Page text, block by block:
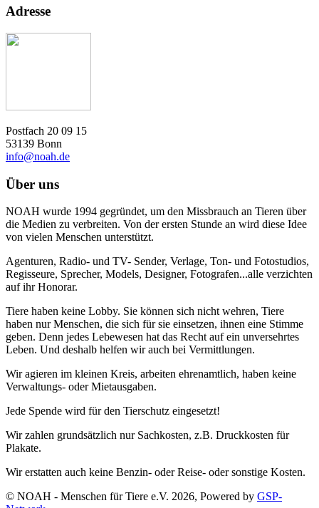
Adresse
Postfach 20 09 15
53139 Bonn
info@noah.de
Über uns
NOAH wurde 1994 gegründet, um den Missbrauch an Tieren über
die Medien zu verbreiten. Von der ersten Stunde an wird diese Idee
von vielen Menschen unterstützt.
Agenturen, Radio- und TV- Sender, Verlage, Ton- und Fotostudios,
Regisseure, Sprecher, Models, Designer, Fotografen...alle verzichten
auf ihr Honorar.
Tiere haben keine Lobby. Sie können sich nicht wehren, Tiere
haben nur Menschen, die sich für sie einsetzen, ihnen eine Stimme
geben. Denn jedes Lebewesen hat das Recht auf ein unversehrtes
Leben. Und deshalb helfen wir auch bei Vermittlungen.
Wir agieren im kleinen Kreis, arbeiten ehrenamtlich, haben keine
Verwaltungs- oder Mietausgaben.
Jede Spende wird für den Tierschutz eingesetzt!
Wir zahlen grundsätzlich nur Sachkosten, z.B. Druckkosten für
Plakate.
Wir erstatten auch keine Benzin- oder Reise- oder sonstige Kosten.
© NOAH - Menschen für Tiere e.V. 2026, Powered by GSP-